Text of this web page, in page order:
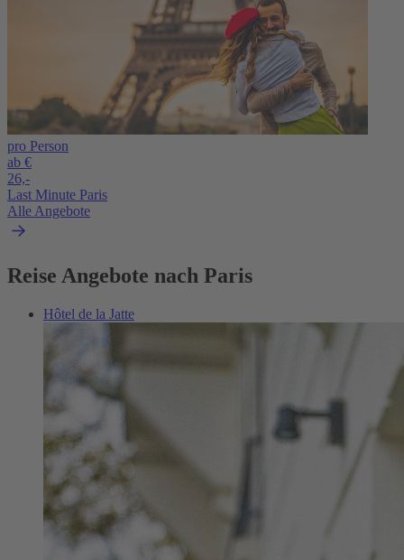
pro Person
ab €
26,-
Last Minute Paris
Alle Angebote
Reise Angebote nach Paris
Hôtel de la Jatte